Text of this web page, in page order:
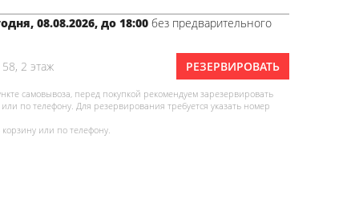
08.08.2026, до 18:00 без предварительного
2 этаж
РЕЗЕРВИРОВАТЬ
самовывоза, перед покупкой рекомендуем зарезервировать
по телефону. Для резервирования требуется указать номер
или по телефону.